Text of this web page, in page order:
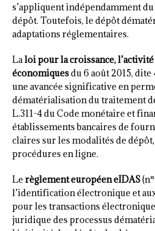
s’appliquent indépendamment
dépôt. Toutefois, le dépôt
adaptations réglementaires.
Laloi pour la croissance, l’activité
économiquesdu 6 août 2015,
une avancée significative en
dématérialisation du traitement
L.311-4 du Code monétaire et
établissements bancaires de
claires sur les modalités de
procédures en ligne.
Le règlement européen eIDAS
l’identification électronique et
pour les transactions
juridique des processus